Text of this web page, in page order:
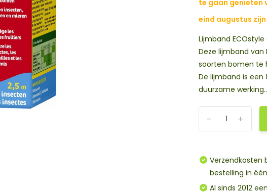
te gaan genieten
eind augustus zijn
Lijmband
Deze lijmband
soorten bomen te
De lijmband is een
duurzame
+
-
Verzendkosten
bestelling in
Al sinds 2012 een